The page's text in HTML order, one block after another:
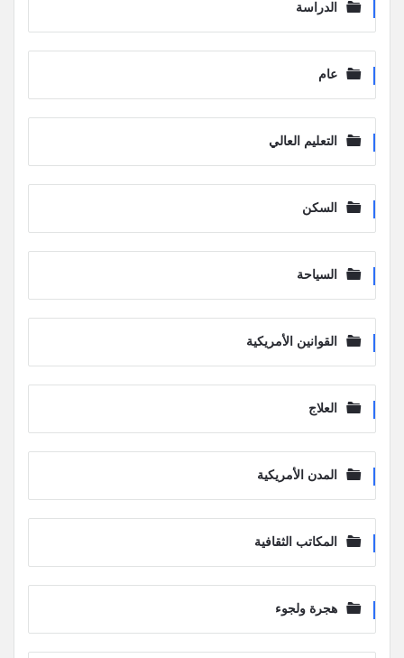
الدراسة
عام
التعليم العالي
السكن
السياحة
القوانين الأمريكية
العلاج
المدن الأمريكية
المكاتب الثقافية
هجرة ولجوء